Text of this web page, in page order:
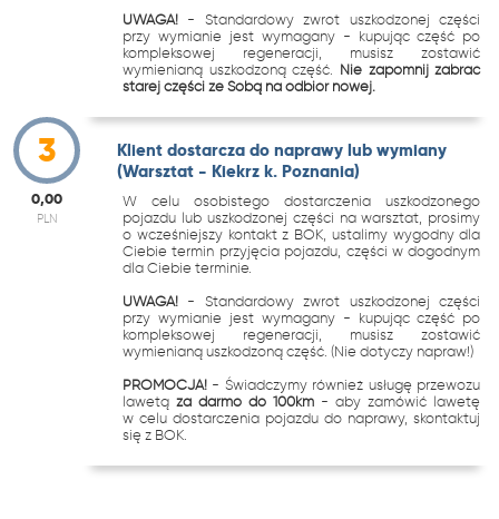
UWAGA! - Standardowy zwrot uszkodzonej części
przy wymianie jest wymagany - kupując część po
kompleksowej regeneracji, musisz zostawić
wymienianą uszkodzoną część. Nie zapomnij zabrać
starej części ze Sobą na odbiór nowej.
3
0,00
PLN
Klient dostarcza do naprawy lub wymiany
(Warsztat - Kiekrz k. Poznania)
W celu osobistego dostarczenia uszkodzonego
pojazdu lub uszkodzonej części na warsztat, prosimy
o wcześniejszy kontakt z BOK, ustalimy wygodny dla
Ciebie termin przyjęcia pojazdu, części w dogodnym
dla Ciebie terminie.
UWAGA! - Standardowy zwrot uszkodzonej części
przy wymianie jest wymagany - kupując część po
kompleksowej regeneracji, musisz zostawić
wymienianą uszkodzoną część. (Nie dotyczy napraw!)
PROMOCJA! - Świadczymy również usługę przewozu
lawetąza darmo do 100km - aby zamówić lawetę
w celu dostarczenia pojazdu do naprawy, skontaktuj
się z BOK.